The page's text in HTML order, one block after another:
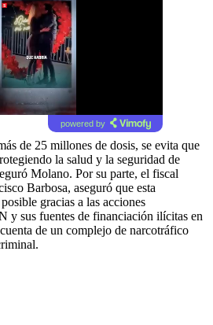
powered by
de 25 millones de dosis, se evita que
la salud y la seguridad de
Molano. Por su parte, el fiscal
Barbosa, aseguró que esta
gracias a las acciones
y sus fuentes de financiación ilícitas en
de un complejo de narcotráfico